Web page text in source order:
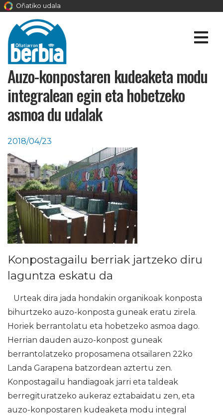
Oñatiko udala
Auzo-konpostaren kudeaketa modu
integralean egin eta hobetzeko
asmoa du udalak
2018/04/23
Konpostagailu berriak jartzeko diru
laguntza eskatu da
Urteak dira jada hondakin organikoak konposta
bihurtzeko auzo-konposta guneak eratu zirela.
Horiek berrantolatu eta hobetzeko asmoa dago.
Herrian dauden auzo-konpost guneak
berrantolatzeko proposamena otsailaren 22ko
Landa Garapena batzordean aztertu zen.
Konpostagailu handiagoak jarri eta taldeak
berregituratzeko aukeraz eztabaidatu zen, eta
auzo-konpostaren kudeaketa modu integral